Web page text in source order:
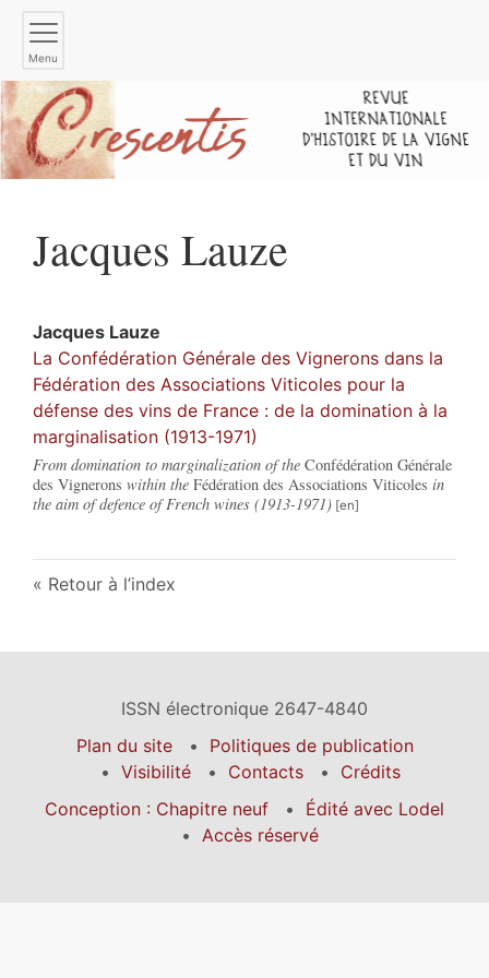
Menu
Jacques Lauze
Jacques Lauze
La Confédération Générale des Vignerons dans la
Fédération des Associations Viticoles pour la
défense des vins de France : de la domination à la
marginalisation (1913-1971)
From domination to marginalization of the Confédération Générale
des Vignerons within the Fédération des Associations Viticoles in
the aim of defence of French wines (1913-1971)
Retour à l’index
ISSN électronique 2647-4840
Plan du site
Politiques de publication
Visibilité
Contacts
Crédits
Conception : Chapitre neuf
Édité avec Lodel
Accès réservé